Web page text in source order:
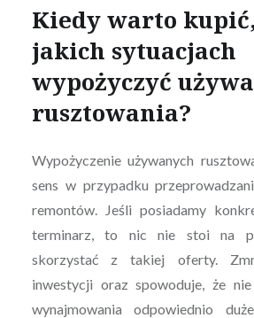
Kiedy warto
jakich sytuacjach
wypożyczyć
rusztowania?
Wypożyczenie używanych
sens w przypadku
remontów. Jeśli posiadamy
terminarz, to nic nie stoi na
skorzystać z takiej oferty.
inwestycji oraz spowoduje, że
wynajmowania odpowiednio